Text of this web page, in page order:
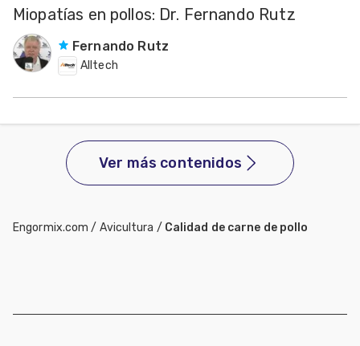
Miopatías en pollos: Dr. Fernando Rutz
Fernando Rutz
Alltech
Ver más contenidos
Engormix.com / Avicultura / Calidad de carne de pollo